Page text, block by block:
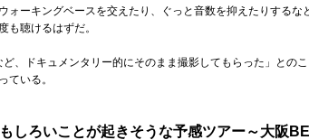
ーキングベースを交えたり、ぐっと音数を抑えたりするな
も聴けるはずだ。
、ドキュメンタリー的にそのまま撮影してもらった」との
ている。
しろいことが起きそうな予感ツアー～大阪